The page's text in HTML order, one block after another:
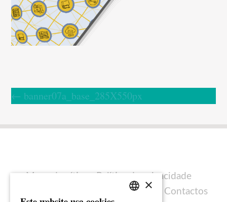
← banner07a_base_285X550px
Mapa do sítio
Política de privacidade
Ficha técnica Contactos
×